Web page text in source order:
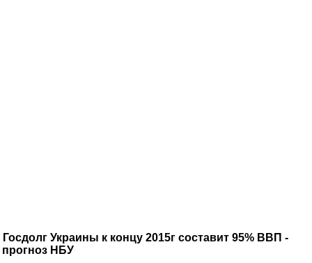
Госдолг Украины к концу 2015г составит 95% ВВП -
прогноз НБУ